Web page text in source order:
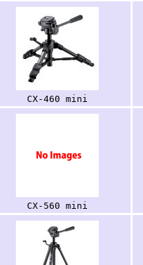
CX-460 mini
CX-560 mini